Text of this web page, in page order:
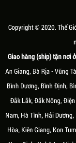
Ngày nay, chất liệu để làm
phong thủy đa dạng hơn,
nhân tạo với hình dáng đẹp
lắp đặt ngày càng được
chuộng hơn.
Copyright © 2020. Thế
Giao hàng (ship) tận nơi
An Giang, Bà Rịa - Vũng
Bình Dương, Bình Định,
Đắk Lắk, Đắk Nông,
Nam, Hà Tĩnh, Hải
Hòa, Kiên Giang, Kon